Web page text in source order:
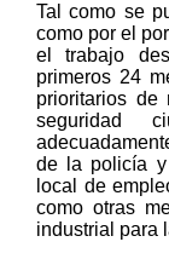
Tal como se
como por el
el trabajo
primeros 24
prioritarios de
seguridad
de la policía
local de
como otras
industrial para